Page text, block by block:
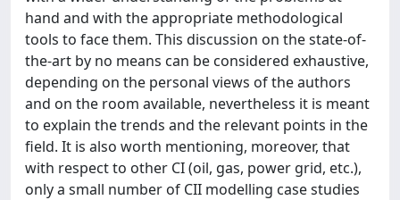
hand and with the appropriate methodological
tools to face them. This discussion on the state-of-
the-art by no means can be considered exhaustive,
depending on the personal views of the authors
and on the room available, nevertheless it is meant
to explain the trends and the relevant points in the
field. It is also worth mentioning, moreover, that
with respect to other CI (oil, gas, power grid, etc.),
only a small number of CII modelling case studies